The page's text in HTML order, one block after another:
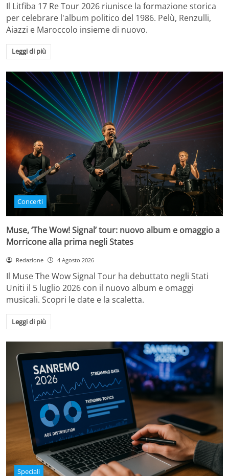
Il Litfiba 17 Re Tour 2026 riunisce la formazione storica
per celebrare l'album politico del 1986. Pelù, Renzulli,
Aiazzi e Maroccolo insieme di nuovo.
Leggi di più
Concerti
Muse, ‘The Wow! Signal’ tour: nuovo album e omaggio a
Morricone alla prima negli States
Redazione 4 Agosto 2026
Il Muse The Wow Signal Tour ha debuttato negli Stati
Uniti il 5 luglio 2026 con il nuovo album e omaggi
musicali. Scopri le date e la scaletta.
Leggi di più
Speciali